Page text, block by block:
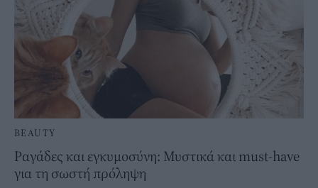
BEAUTY
Ραγάδες και εγκυμοσύνη: Μυστικά και must-have
για τη σωστή πρόληψη